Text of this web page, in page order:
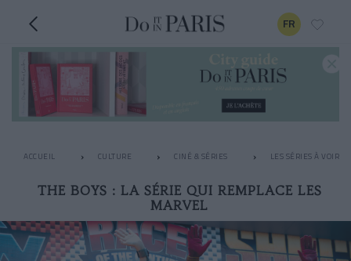
FR
ACCUEIL CULTURE CINÉ & SÉRIES LES SÉRIES À VOIR
THE BOYS : LA SÉRIE QUI REMPLACE LES
MARVEL